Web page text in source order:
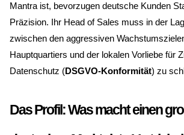
Mantra ist, bevorzugen deutsche Kunden
Präzision. Ihr Head of Sales muss in der
zwischen den aggressiven
Hauptquartiers und der lokalen Vorliebe für
Datenschutz (DSGVO-Konformität) zu
Das Profil: Was macht einen